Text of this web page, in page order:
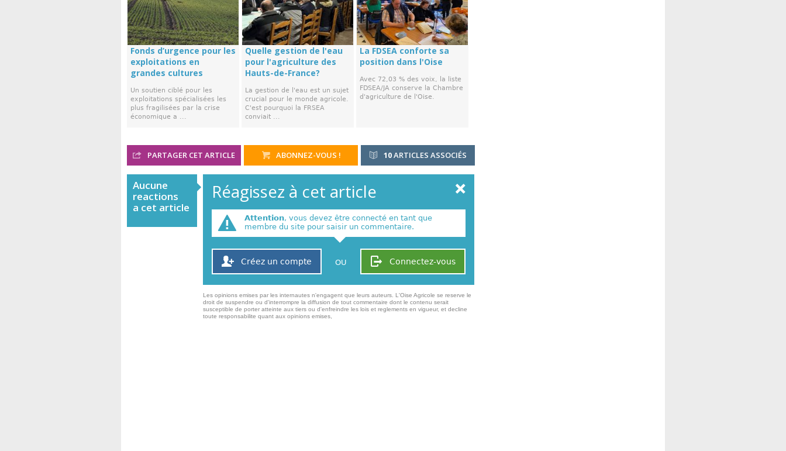
Fonds d’urgence pour les
exploitations en
grandes cultures
Un soutien ciblé pour les
exploitations spécialisées les
plus fragilisées par la crise
économique a ...
Quelle gestion de l'eau
pour l'agriculture des
Hauts-de-France?
La gestion de l'eau est un sujet
crucial pour le monde agricole.
C'est pourquoi la FRSEA
conviait ...
La FDSEA conforte sa
position dans l'Oise
Avec 72,03 % des voix, la liste
FDSEA/JA conserve la Chambre
d'agriculture de l'Oise.
10ARTICLES ASSOCIÉS
PARTAGER CET ARTICLE ABONNEZ-VOUS !
Aucune
reactions
a cet article
Réagissez à cet article
Attention, vous devez être connecté en tant que
membre du site pour saisir un commentaire.
Connectez-vous
Créez un compte OU
Les opinions emises par les internautes n'engagent que leurs auteurs. L'Oise Agricole se reserve le
droit de suspendre ou d'interrompre la diffusion de tout commentaire dont le contenu serait
susceptible de porter atteinte aux tiers ou d'enfreindre les lois et reglements en vigueur, et decline
toute responsabilite quant aux opinions emises,